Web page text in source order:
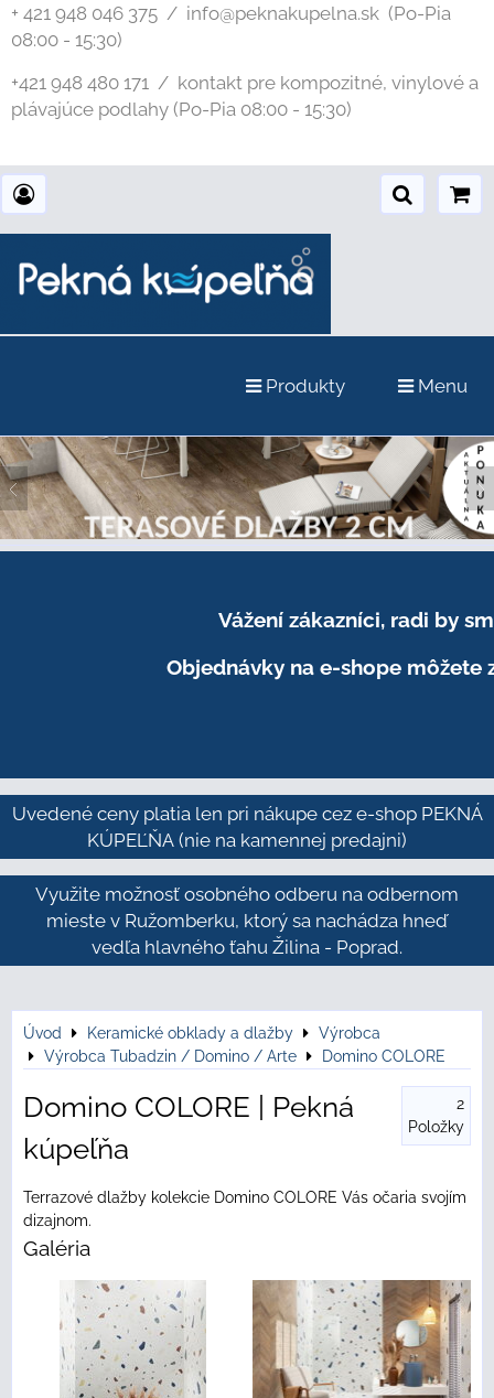
+ 421 948 046 375 / info@peknakupelna.sk (Po-Pia
08:00 - 15:30)
+421 948 480 171 / kontakt pre kompozitné, vinylové a
plávajúce podlahy (Po-Pia 08:00 - 15:30)
Produkty Menu
Vážení zákazníci, radi by
Objednávky na e-shope môžete
Uvedené ceny platia len pri nákupe cez e-shop PEKNÁ
KÚPEĽŇA (nie na kamennej predajni)
Využite možnosť osobného odberu na odbernom
mieste v Ružomberku, ktorý sa nachádza hneď
vedľa hlavného ťahu Žilina - Poprad.
Úvod Keramické obklady a dlažby
Výrobca
Výrobca Tubadzin / Domino / Arte
Domino COLORE
Domino COLORE | Pekná
kúpeľňa
2
Položky
Terrazové dlažby kolekcie Domino COLORE Vás očaria svojím
dizajnom.
Galéria